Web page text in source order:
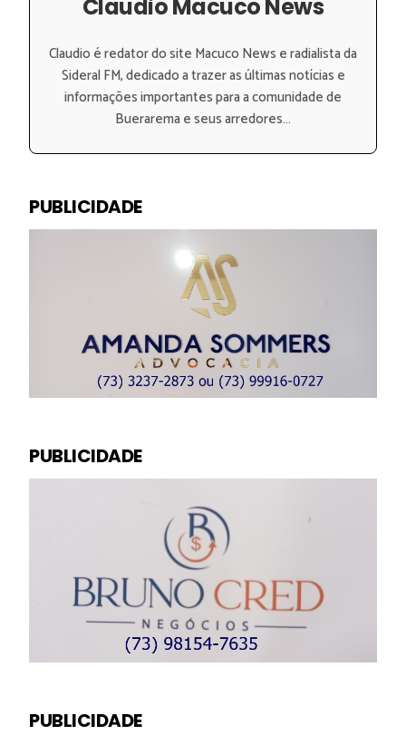
Claudio Macuco News
Claudio é redator do site Macuco News e radialista da
Sideral FM, dedicado a trazer as últimas notícias e
informações importantes para a comunidade de
Buerarema e seus arredores...
PUBLICIDADE
PUBLICIDADE
PUBLICIDADE